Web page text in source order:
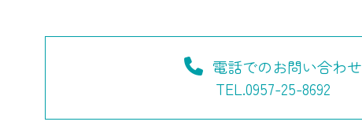
電話でのお問い合わせ
TEL.0957-25-8692